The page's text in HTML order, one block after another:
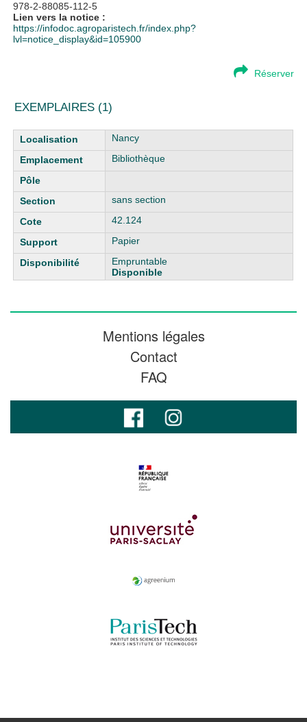
978-2-88085-112-5
Lien vers la notice :
https://infodoc.agroparistech.fr/index.php?
lvl=notice_display&id=105900
Réserver
EXEMPLAIRES (1)
Liste des exemplaires
Nancy
Bibliothèque
sans section
42.124
Papier
Empruntable
Disponible
Mentions légales
Contact
FAQ